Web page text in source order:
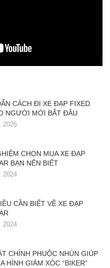
CÁCH ĐI XE ĐẠP FIXED
NGƯỜI MỚI BẮT ĐẦU
2026
CHỌN MUA XE ĐẠP
BẠN NÊN BIẾT
2024
CẦN BIẾT VỀ XE ĐẠP
2024
CHỈNH PHUỘC NHÚN GIÚP
HÌNH GIẢM XÓC “BIKER”